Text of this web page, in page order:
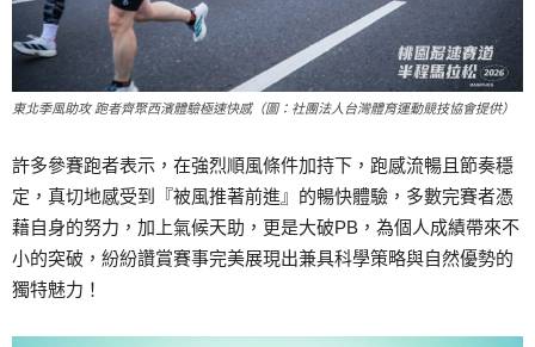
東北季風助攻 跑者齊聚西濱體驗極速快感（圖：社團法人台灣體育運動競技協會提供）
許多參賽跑者表示，在強烈順風條件加持下，跑感流暢且節奏穩
定，真切地感受到『被風推著前進』的暢快體驗，多數完賽者憑
藉自身的努力，加上氣候天助，更是大破PB，為個人成績帶來不
小的突破，紛紛讚賞賽事完美展現出兼具科學策略與自然優勢的
獨特魅力！